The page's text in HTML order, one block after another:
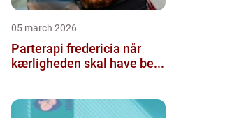
05 march 2026
Parterapi fredericia når
kærligheden skal have be...